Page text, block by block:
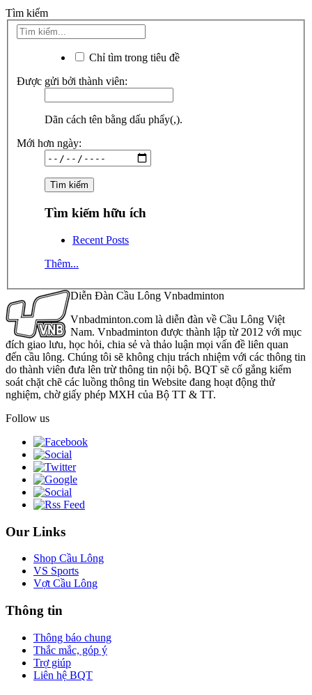
Tìm kiếm
Chỉ tìm trong tiêu đề
Được gửi bởi thành viên:
Dãn cách tên bằng dấu phẩy(,).
Mới hơn ngày:
Tìm kiếm hữu ích
Recent Posts
Thêm...
Diễn Đàn Cầu Lông Vnbadminton
Vnbadminton.com là diễn đàn về Cầu Lông Việt
Nam. Vnbadminton được thành lập từ 2012 với mục
đích giao lưu, học hỏi, chia sẻ và thảo luận mọi vấn đề liên quan
đến cầu lông. Chúng tôi sẽ không chịu trách nhiệm với các thông tin
do thành viên đưa lên trừ thông tin nội bộ. BQT sẽ cố gắng kiểm
soát chặt chẽ các luồng thông tin Website đang hoạt động thử
nghiệm, chờ giấy phép MXH của Bộ TT & TT.
Follow us
Our Links
Shop Cầu Lông
VS Sports
Vợt Cầu Lông
Thông tin
Thông báo chung
Thắc mắc, góp ý
Trợ giúp
Liên hệ BQT